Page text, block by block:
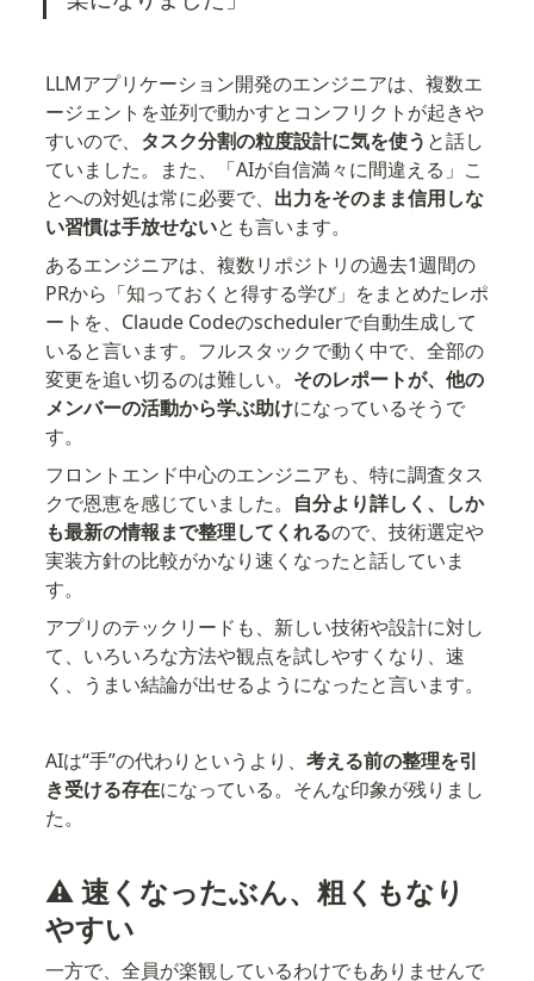
LLMアプリケーション開発のエンジニアは、複数エ
ージェントを並列で動かすとコンフリクトが起きや
すいので、 タスク分割の粒度設計に気を使う と話し
ていました。また、「AIが自信満々に間違える」こ
とへの対処は常に必要で、 出力をそのまま信用しな
い習慣は手放せないとも言います。
あるエンジニアは、複数リポジトリの過去1週間の
PRから「知っておくと得する学び」をまとめたレポ
ートを、Claude Codeのschedulerで自動生成して
いると言います。フルスタックで動く中で、全部の
変更を追い切るのは難しい。 そのレポートが、他の
メンバーの活動から学ぶ助けになっているそうで
す。
フロントエンド中心のエンジニアも、特に調査タス
クで恩恵を感じていました。 自分より詳しく、しか
も最新の情報まで整理してくれるので、技術選定や
実装方針の比較がかなり速くなったと話していま
す。
アプリのテックリードも、新しい技術や設計に対し
て、いろいろな方法や観点を試しやすくなり、速
く、うまい結論が出せるようになったと言います。
AIは“手”の代わりというより、 考える前の整理を引
き受ける存在になっている。そんな印象が残りまし
た。
⚠️ 速くなったぶん、粗くもなり
やすい
一方で、全員が楽観しているわけでもありませんで